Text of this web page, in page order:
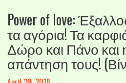
Power of love:
τα αγόρια! Τα
Δώρο και Πάνο και
απάντηση τους!